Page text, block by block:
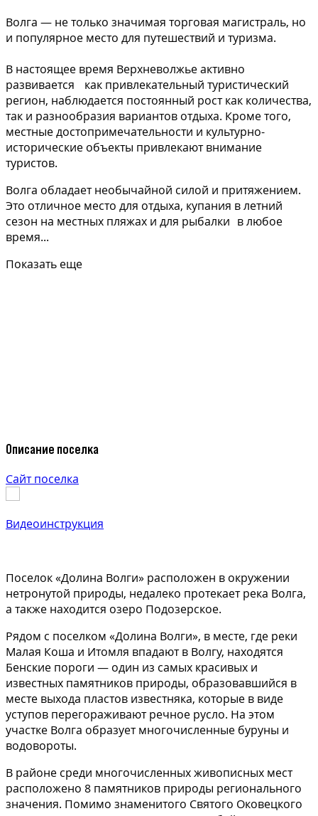
Волга — не только значимая торговая магистраль, но
и популярное место для путешествий и туризма.
В настоящее время Верхневолжье активно
развивается как привлекательный туристический
регион, наблюдается постоянный рост как количества,
так и разнообразия вариантов отдыха. Кроме того,
местные достопримечательности и культурно-
исторические объекты привлекают внимание
туристов.
Волга обладает необычайной силой и притяжением.
Это отличное место для отдыха, купания в летний
сезон на местных пляжах и для рыбалки в любое
время...
Показать еще
Описание поселка
Сайт поселка
Видеоинструкция
Поселок «Долина Волги» расположен в окружении
нетронутой природы, недалеко протекает река Волга,
а также находится озеро Подозерское.
Рядом с поселком «Долина Волги», в месте, где реки
Малая Коша и Итомля впадают в Волгу, находятся
Бенские пороги — один из самых красивых и
известных памятников природы, образовавшийся в
месте выхода пластов известняка, которые в виде
уступов перегораживают речное русло. На этом
участке Волга образует многочисленные буруны и
водовороты.
В районе среди многочисленных живописных мест
расположено 8 памятников природы регионального
значения. Помимо знаменитого Святого Оковецкого